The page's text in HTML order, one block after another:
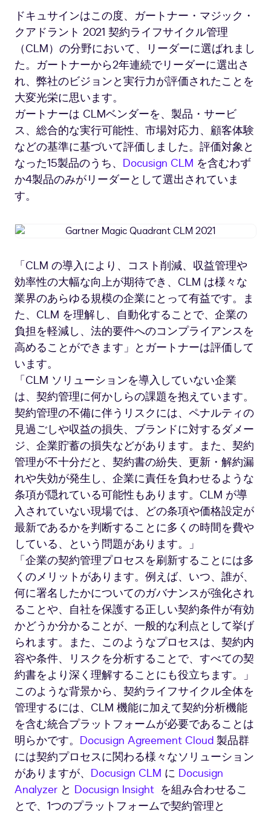
ドキュサインはこの度、ガートナー・マジック・
クアドラント 2021 契約ライフサイクル管理
（CLM）の分野において、リーダーに選ばれまし
た。ガートナーから2年連続でリーダーに選出さ
れ、弊社のビジョンと実行力が評価されたことを
大変光栄に思います。
ガートナーは CLMベンダーを、製品・サービ
ス、総合的な実行可能性、市場対応力、顧客体験
などの基準に基づいて評価しました。評価対象と
なった15製品のうち、 Docusign CLM を含むわず
か4製品のみがリーダーとして選出されていま
す。
Gartner
Quadrant
CLM
2021
「CLM の導入により、コスト削減、収益管理や
効率性の大幅な向上が期待でき、CLM は様々な
業界のあらゆる規模の企業にとって有益です。ま
た、CLM を理解し、自動化することで、企業の
負担を軽減し、法的要件へのコンプライアンスを
高めることができます」とガートナーは評価して
います。
「CLM ソリューションを導入していない企業
は、契約管理に何かしらの課題を抱えています。
契約管理の不備に伴うリスクには、ペナルティの
見過ごしや収益の損失、ブランドに対するダメー
ジ、企業貯蓄の損失などがあります。また、契約
管理が不十分だと、契約書の紛失、更新・解約漏
れや失効が発生し、企業に責任を負わせるような
条項が隠れている可能性もあります。CLM が導
入されていない現場では、どの条項や価格設定が
最新であるかを判断することに多くの時間を費や
している、という問題があります。」
「企業の契約管理プロセスを刷新することには多
くのメリットがあります。例えば、いつ、誰が、
何に署名したかについてのガバナンスが強化され
ることや、自社を保護する正しい契約条件が有効
かどうか分かることが、一般的な利点として挙げ
られます。また、このようなプロセスは、契約内
容や条件、リスクを分析することで、すべての契
約書をより深く理解することにも役立ちます。」
このような背景から、契約ライフサイクル全体を
管理するには、CLM 機能に加えて契約分析機能
を含む統合プラットフォームが必要であることは
明らかです。 Docusign Agreement Cloud 製品群
には契約プロセスに関わる様々なソリューション
がありますが、 Docusign CLM に Docusign
Analyzer と Docusign Insight を組み合わせるこ
とで、1つのプラットフォームで契約管理と